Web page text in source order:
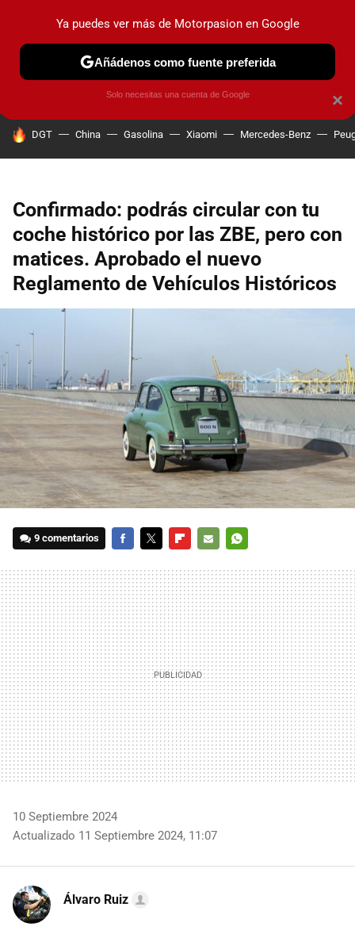
PRUEBAS COCHES ELÉCTRICOS OBSERVATORIO
HOY SE HABLA DE
DGT China Gasolina Xiaomi Mercedes-Benz
Confirmado: podrás circular con tu
coche histórico por las ZBE, pero con
matices. Aprobado el nuevo
Reglamento de Vehículos Históricos
9 comentarios
MAIL
10 Septiembre 2024
Actualizado 11 Septiembre 2024, 11:07
Álvaro Ruiz
×
Ya puedes ver más de Motorpasion en Google
Añádenos como fuente preferida
Solo necesitas una cuenta de Google